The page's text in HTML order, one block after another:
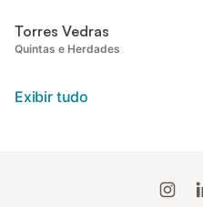
Torres Vedras
Quintas e Herdades
Exibir tudo